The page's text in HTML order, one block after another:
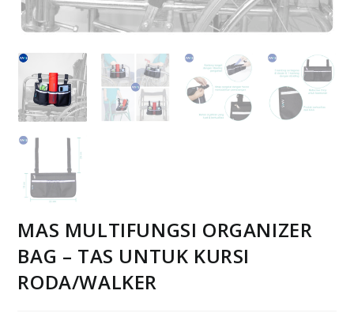
MAS MULTIFUNGSI ORGANIZER
BAG – TAS UNTUK KURSI
RODA/WALKER